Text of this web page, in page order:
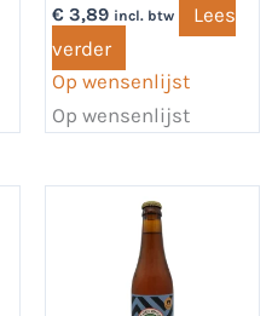
€3,89 incl. btw
Lees
verder
Op wensenlijst
Op wensenlijst